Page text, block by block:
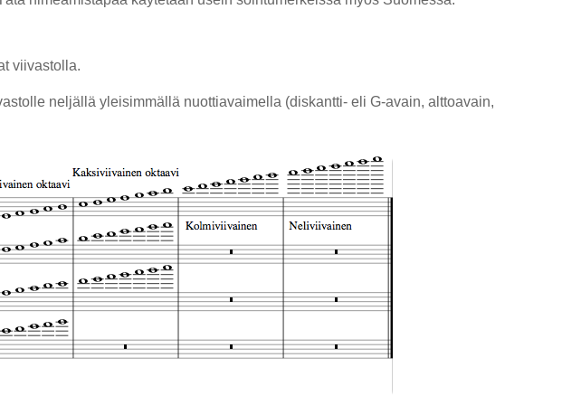
viivastolla.
neljällä yleisimmällä nuottiavaimella (diskantti- eli G-avain, alttoavain,